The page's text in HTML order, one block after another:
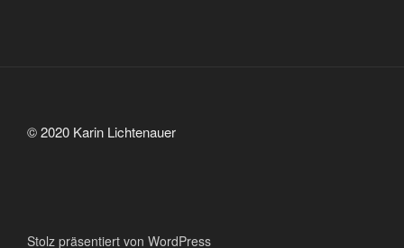
© 2020 Karin Lichtenauer
Stolz präsentiert von WordPress